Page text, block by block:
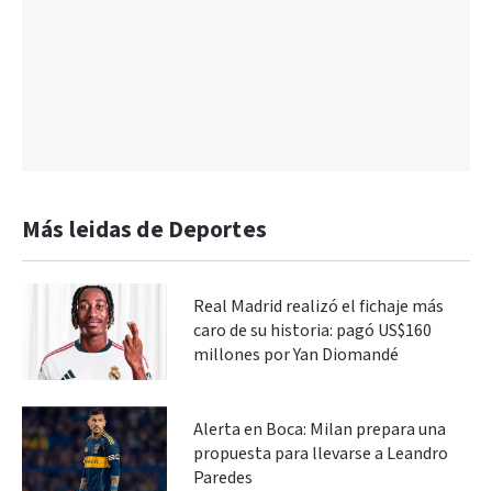
Más leidas de Deportes
Real Madrid realizó el fichaje más
caro de su historia: pagó US$160
millones por Yan Diomandé
Alerta en Boca: Milan prepara una
propuesta para llevarse a Leandro
Paredes